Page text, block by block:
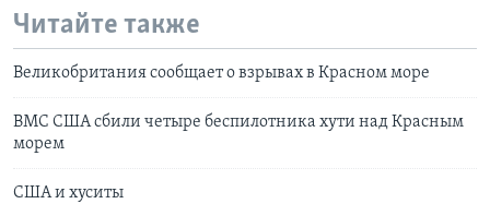
Читайте также
Великобритания сообщает о взрывах в Красном море
ВМС США сбили четыре беспилотника хути над Красным
морем
США и хуситы